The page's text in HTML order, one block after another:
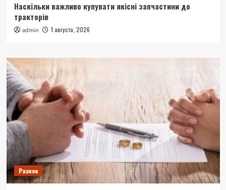
Наскільки важливо купувати якісні запчастини до
тракторів
admin 1 августа, 2026
Разное